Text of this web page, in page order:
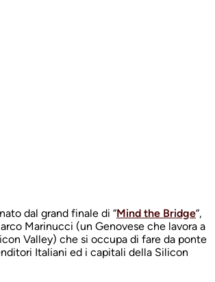
dal grand finale di “Mind the Bridge“,
Marinucci (un Genovese che lavora a
Valley) che si occupa di fare da ponte
Italiani ed i capitali della Silicon